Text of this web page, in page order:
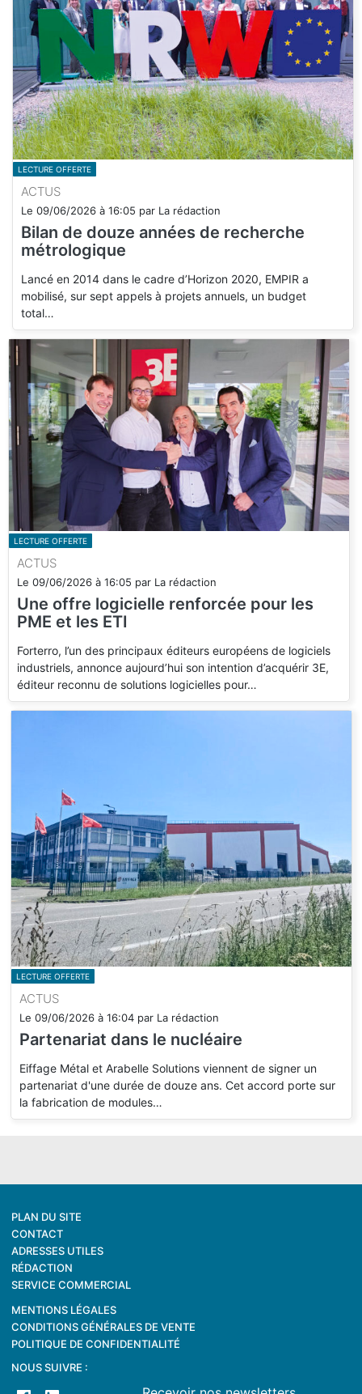
LECTURE OFFERTE
ACTUS
Le 09/06/2026 à 16:05 par La rédaction
Bilan de douze années de recherche
métrologique
Lancé en 2014 dans le cadre d’Horizon 2020, EMPIR a
mobilisé, sur sept appels à projets annuels, un budget
total…
LECTURE OFFERTE
ACTUS
Le 09/06/2026 à 16:05 par La rédaction
Une offre logicielle renforcée pour les
PME et les ETI
Forterro, l’un des principaux éditeurs européens de logiciels
industriels, annonce aujourd’hui son intention d’acquérir 3E,
éditeur reconnu de solutions logicielles pour…
LECTURE OFFERTE
ACTUS
Le 09/06/2026 à 16:04 par La rédaction
Partenariat dans le nucléaire
Eiffage Métal et Arabelle Solutions viennent de signer un
partenariat d'une durée de douze ans. Cet accord porte sur
la fabrication de modules…
PLAN DU SITE
CONTACT
ADRESSES UTILES
RÉDACTION
SERVICE COMMERCIAL
MENTIONS LÉGALES
CONDITIONS GÉNÉRALES DE VENTE
POLITIQUE DE CONFIDENTIALITÉ
NOUS SUIVRE :